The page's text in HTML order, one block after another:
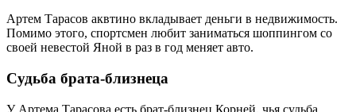
Артем Тарасов аквтино вкладывает деньги в недвижимость.
Помимо этого, спортсмен любит заниматься шоппингом со
своей невестой Яной в раз в год меняет авто.
Судьба брата-близнеца
У Артема Тарасова есть брат-близнец Корней, чья судьба